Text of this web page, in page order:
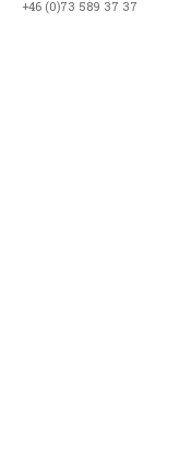
+46 (0)73 589 37 37